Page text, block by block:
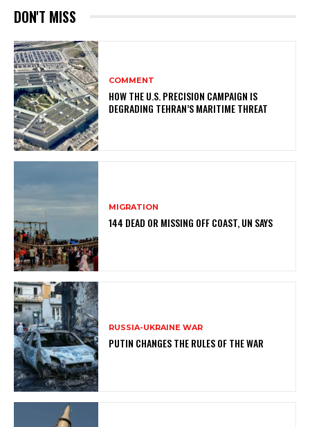
DON'T MISS
COMMENT
HOW THE U.S. PRECISION CAMPAIGN IS
DEGRADING TEHRAN’S MARITIME THREAT
MIGRATION
144 DEAD OR MISSING OFF COAST, UN SAYS
RUSSIA-UKRAINE WAR
PUTIN CHANGES THE RULES OF THE WAR